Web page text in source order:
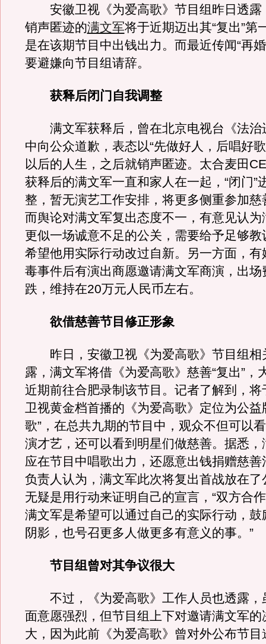
安徽卫视《为爱高歌》节目组昨日透露
销声匿迹的满文军将于近期迈出其“复出”第
是在该期节目中出钱出力。而最近传闻“再
要避嫌向节目组请辞。
获释后闭门自我调整
满文军获释后，曾在北京电视台《法治
中向公众道歉，表态以“先做好人，后唱好
以后的人生，之后就销声匿迹。太合麦田
获释后的满文军一直和家人在一起，“闭门”
整，暂无演艺工作安排，将更多侧重参加慈
而舆论对满文军复出态度不一，有意见认为
更似一场诚意不足的公关，需要给予足够教
希望他用实际行动改过自新。另一方面，有
毒事件后有演出商愿邀请满文军商演，出场
跌，维持在20万元人民币左右。
欲借慈善节目修正形象
昨日，安徽卫视《为爱高歌》节目组相
露，满文军将借《为爱高歌》慈善“复出”，
近期前往合肥录制该节目。记者了解到，
卫视黄金档首播的《为爱高歌》定位为公益
歌”，在总共九期的节目中，观众不但可以
演才艺，还可以看到明星们做慈善。据悉，
应在节目中唱歌出力，还愿意出钱捐赠慈善
负责人认为，满文军此次将复出首战放在了
无疑是用行动来证明自己的宣言，“双方合
满文军是希望可以通过自己的实际行动，鼓
阴影，也号召更多人做更多有意义的事。”
节目组曾对其争议很大
不过，《为爱高歌》工作人员也透露，
面意愿强烈，但节目组上下对邀请满文军的
大，因为此前《为爱高歌》曾对外公布节目